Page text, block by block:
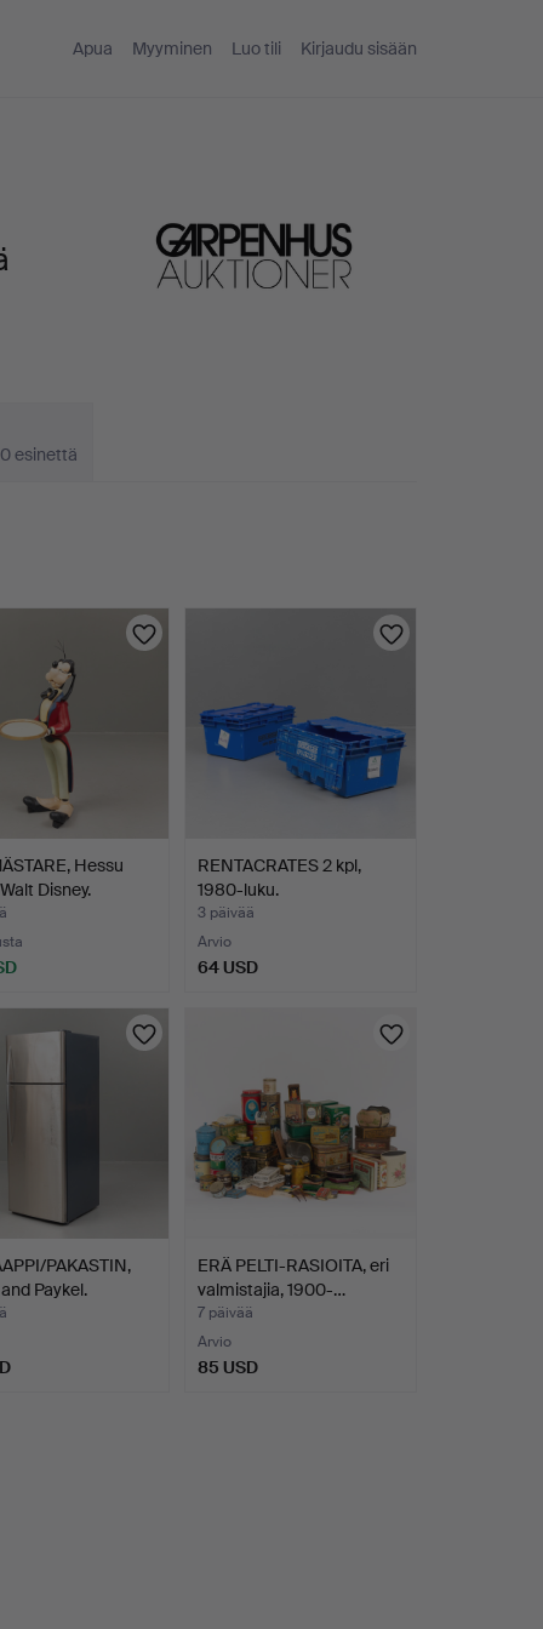
Apua Myyminen Luo tili Kirjaudu sisään
esinettä
Hessu
Disney.
RENTACRATES 2 kpl,
1980-luku.
3 päivää
Arvio
64 USD
PAKASTIN,
Paykel.
ERÄ PELTI-RASIOITA, eri
valmistajia, 1900-…
7 päivää
Arvio
85 USD